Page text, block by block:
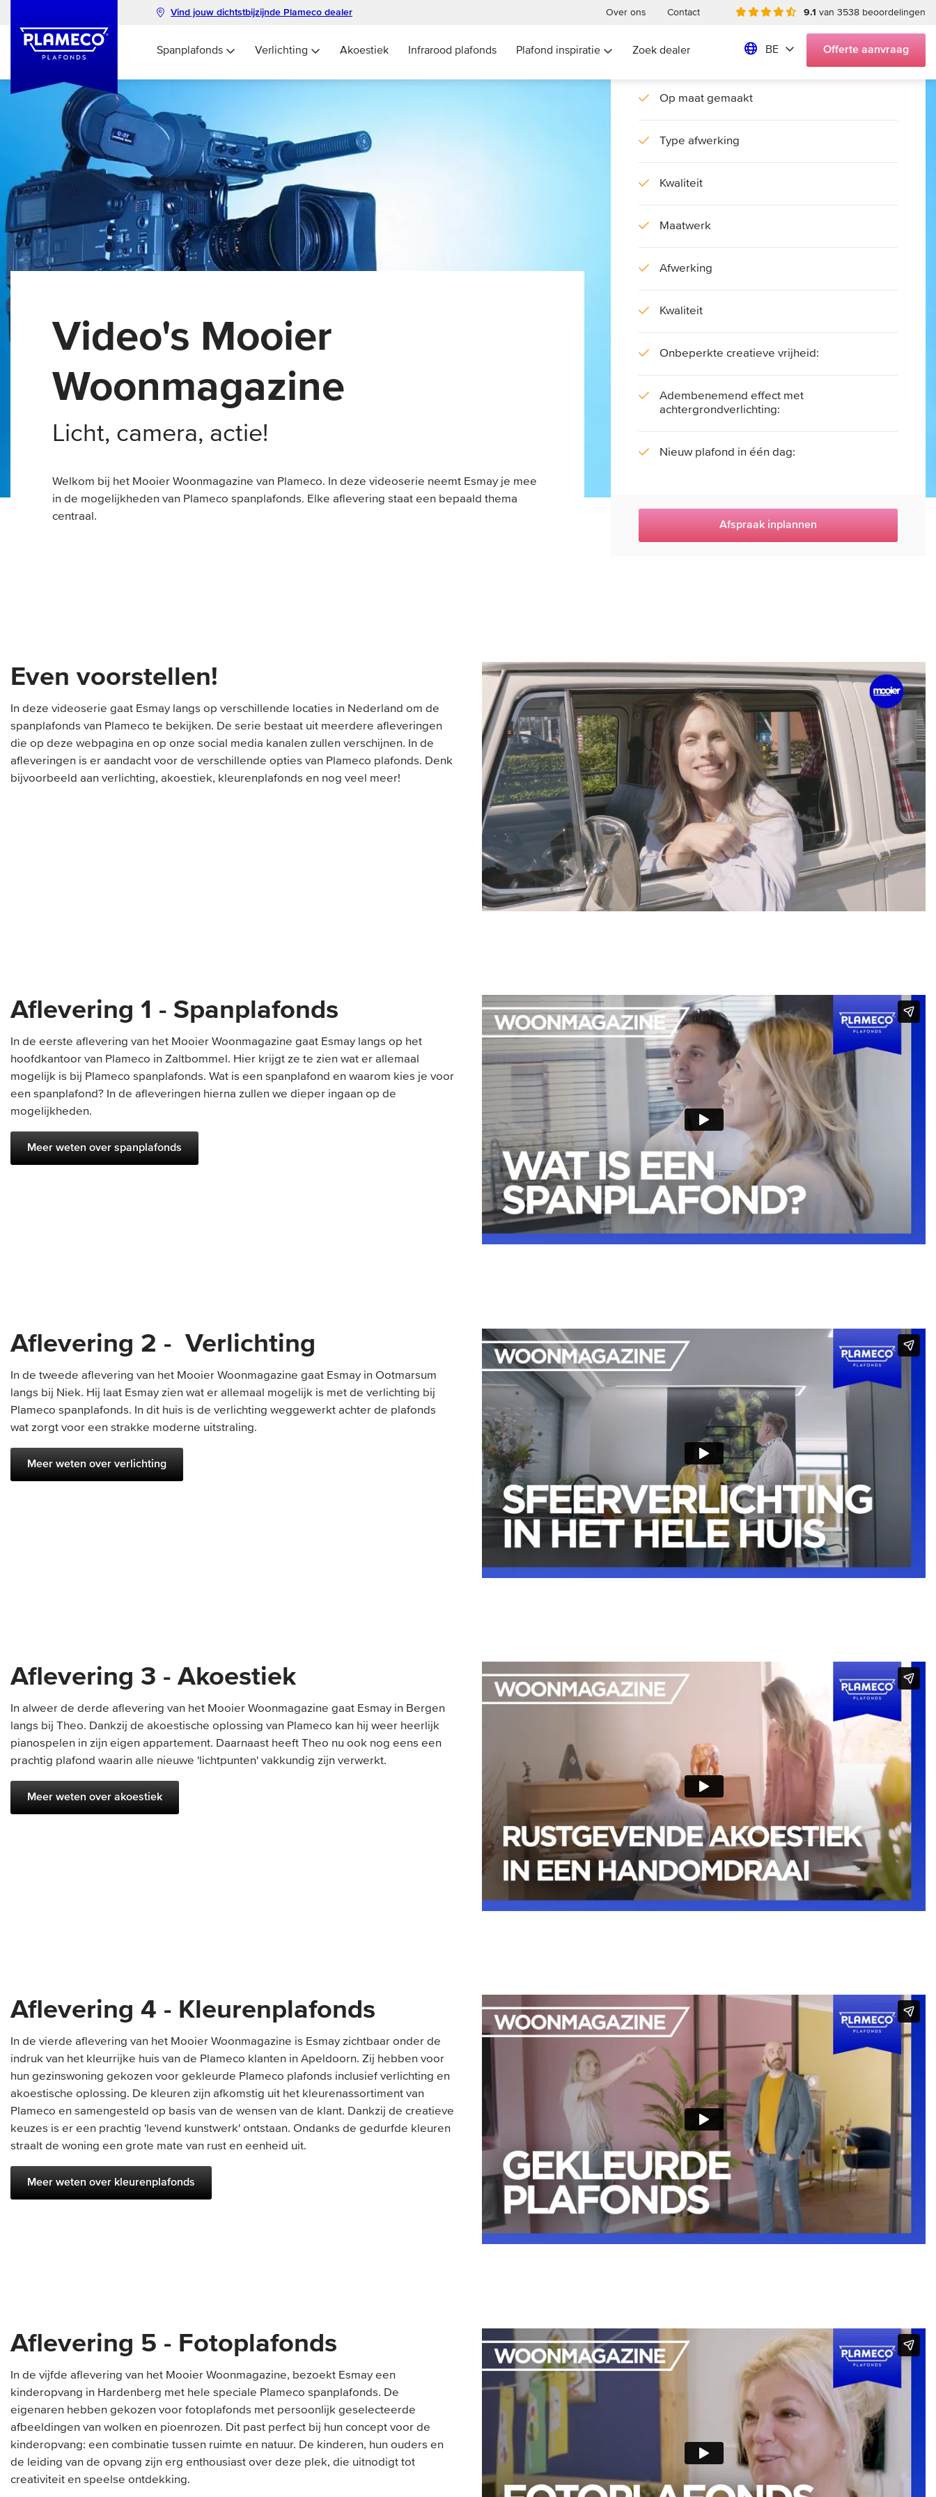
Vind jouw dichtstbijzijnde Plameco dealer Over ons Contact 9.1 van 3538 beoordelingen
Spanplafonds Verlichting Akoestiek Infrarood plafonds Plafond inspiratie Zoek dealer BE Offerte aanvraag
Innovatieve verlichting
Montage in één dag
Op maat gemaakt
Type afwerking
Kwaliteit
Maatwerk
Afwerking
Kwaliteit
Onbeperkte creatieve vrijheid:
Adembenemend effect met
achtergrondverlichting:
Nieuw plafond in één dag:
Afspraak inplannen
Video's Mooier
Woonmagazine
Licht, camera, actie!
Welkom bij het Mooier Woonmagazine van Plameco. In deze videoserie neemt Esmay je mee
in de mogelijkheden van Plameco spanplafonds. Elke aflevering staat een bepaald thema
centraal.
Even voorstellen!
In deze videoserie gaat Esmay langs op verschillende locaties in Nederland om de
spanplafonds van Plameco te bekijken. De serie bestaat uit meerdere afleveringen
die op deze webpagina en op onze social media kanalen zullen verschijnen. In de
afleveringen is er aandacht voor de verschillende opties van Plameco plafonds. Denk
bijvoorbeeld aan verlichting, akoestiek, kleurenplafonds en nog veel meer!
Aflevering 1 - Spanplafonds
In de eerste aflevering van het Mooier Woonmagazine gaat Esmay langs op het
hoofdkantoor van Plameco in Zaltbommel. Hier krijgt ze te zien wat er allemaal
mogelijk is bij Plameco spanplafonds. Wat is een spanplafond en waarom kies je voor
een spanplafond? In de afleveringen hierna zullen we dieper ingaan op de
mogelijkheden.
Meer weten over spanplafonds
Aflevering 2 - Verlichting
In de tweede aflevering van het Mooier Woonmagazine gaat Esmay in Ootmarsum
langs bij Niek. Hij laat Esmay zien wat er allemaal mogelijk is met de verlichting bij
Plameco spanplafonds. In dit huis is de verlichting weggewerkt achter de plafonds
wat zorgt voor een strakke moderne uitstraling.
Meer weten over verlichting
Aflevering 3 - Akoestiek
In alweer de derde aflevering van het Mooier Woonmagazine gaat Esmay in Bergen
langs bij Theo. Dankzij de akoestische oplossing van Plameco kan hij weer heerlijk
pianospelen in zijn eigen appartement. Daarnaast heeft Theo nu ook nog eens een
prachtig plafond waarin alle nieuwe 'lichtpunten' vakkundig zijn verwerkt.
Meer weten over akoestiek
Aflevering 4 - Kleurenplafonds
In de vierde aflevering van het Mooier Woonmagazine is Esmay zichtbaar onder de
indruk van het kleurrijke huis van de Plameco klanten in Apeldoorn. Zij hebben voor
hun gezinswoning gekozen voor gekleurde Plameco plafonds inclusief verlichting en
akoestische oplossing. De kleuren zijn afkomstig uit het kleurenassortiment van
Plameco en samengesteld op basis van de wensen van de klant. Dankzij de creatieve
keuzes is er een prachtig 'levend kunstwerk' ontstaan. Ondanks de gedurfde kleuren
straalt de woning een grote mate van rust en eenheid uit.
Meer weten over kleurenplafonds
Aflevering 5 - Fotoplafonds
In de vijfde aflevering van het Mooier Woonmagazine, bezoekt Esmay een
kinderopvang in Hardenberg met hele speciale Plameco spanplafonds. De
eigenaren hebben gekozen voor fotoplafonds met persoonlijk geselecteerde
afbeeldingen van wolken en pioenrozen. Dit past perfect bij hun concept voor de
kinderopvang: een combinatie tussen ruimte en natuur. De kinderen, hun ouders en
de leiding van de opvang zijn erg enthousiast over deze plek, die uitnodigt tot
creativiteit en speelse ontdekking.